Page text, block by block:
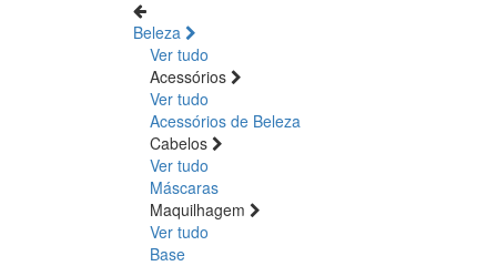
Beleza
Ver tudo
Acessórios
Ver tudo
Acessórios de Beleza
Cabelos
Ver tudo
Máscaras
Maquilhagem
Ver tudo
Base